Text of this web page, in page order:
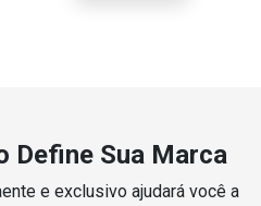
Define Sua Marca
e exclusivo ajudará você a